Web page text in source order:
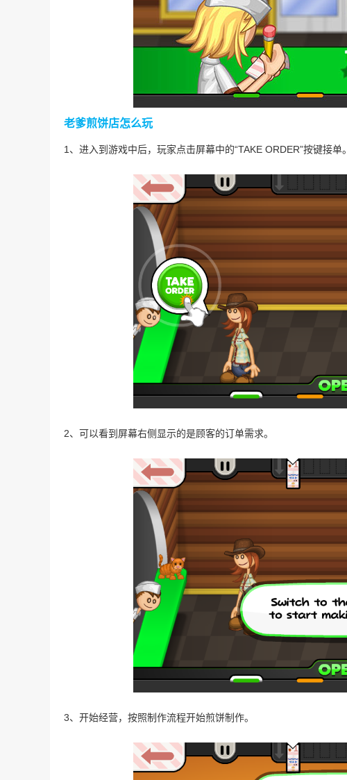
老爹煎饼店怎么玩
1、进入到游戏中后，玩家点击屏幕中的“TAKE ORDER”按键接单。
2、可以看到屏幕右侧显示的是顾客的订单需求。
3、开始经营，按照制作流程开始煎饼制作。